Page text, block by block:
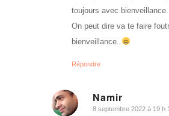
toujours avec bienveillance.
On peut dire va te faire
bienveillance.
Répondre
Namir
dit
8 septembre 2022 à 19 h